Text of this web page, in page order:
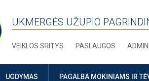
UKMERGĖS UŽUPIO
VEIKLOS SRITYS PASLAUGOS
UGDYMAS PAGALBA MOKINIAMS IR